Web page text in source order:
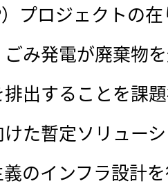
プロジェクトの
み発電が廃棄物
出することを課
た暫定ソリュー
のインフラ設計